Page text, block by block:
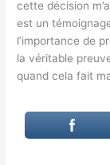
cette décision
est un
l’importance de
la véritable
quand cela fait